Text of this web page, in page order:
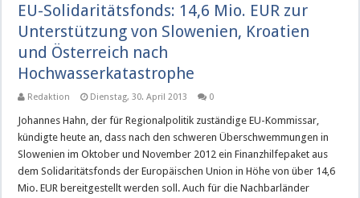
EU-Solidaritätsfonds: 14,6 Mio. EUR zur
Unterstützung von Slowenien, Kroatien
und Österreich nach
Hochwasserkatastrophe
Redaktion Dienstag, 30. April 2013 0
Johannes Hahn, der für Regionalpolitik zuständige EU-Kommissar,
kündigte heute an, dass nach den schweren Überschwemmungen in
Slowenien im Oktober und November 2012 ein Finanzhilfepaket aus
dem Solidaritätsfonds der Europäischen Union in Höhe von über 14,6
Mio. EUR bereitgestellt werden soll. Auch für die Nachbarländer